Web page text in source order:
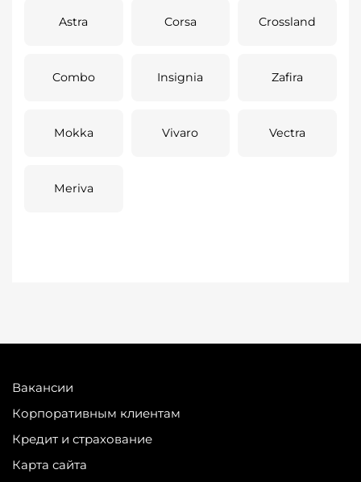
Astra Corsa Crossland
Combo Insignia Zafira
Mokka Vivaro Vectra
Meriva
Вакансии
Корпоративным клиентам
Кредит и страхование
Карта сайта